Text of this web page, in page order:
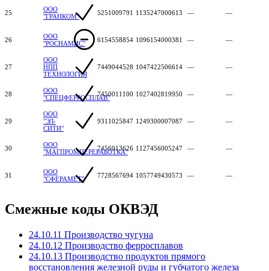
25
ООО
"ГРАНКОМ"
5251009791 1135247000613 — —
26
ООО
"РОСНАМИС"
6154558854 1096154000381 — —
27
ООО
НПП
ТЕХНОЛОГИЯ
7449044528 1047422506614 — —
28
ООО
"СПЕЦФЕРРОСПЛАВ"7450011100 1027402819950 — —
29
ООО
"ЭЛ-
СИТИ"
9311025847 1249300007087 — —
30
ООО
"МАГПРОМПЕРЕРАБОТКА"
7456013626 1127456005247 — —
31
ООО
"СФЕРАМЕТ"
7728567694 1057749430573 — —
Смежные коды ОКВЭД
24.10.11 Производство чугуна
24.10.12 Производство ферросплавов
24.10.13 Производство продуктов прямого
восстановления железной руды и губчатого железа